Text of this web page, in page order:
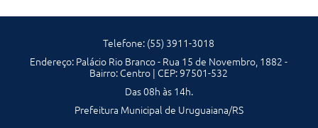
Telefone: (55) 3911-3018
Endereço: Palácio Rio Branco - Rua 15 de Novembro, 1882 -
Bairro: Centro | CEP: 97501-532
Das 08h às 14h.
Prefeitura Municipal de Uruguaiana/RS